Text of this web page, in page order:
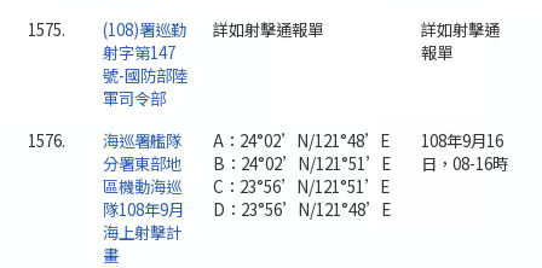
1575.
(108)署巡勤
射字第147
號-國防部陸
軍司令部
詳如射擊通報單
詳如射擊通
報單
1576.
海巡署艦隊
分署東部地
區機動海巡
隊108年9月
海上射擊計
畫
A：24°02’N/121°48’E
B：24°02’N/121°51’E
C：23°56’N/121°51’E
D：23°56’N/121°48’E
108年9月16
日，08-16時